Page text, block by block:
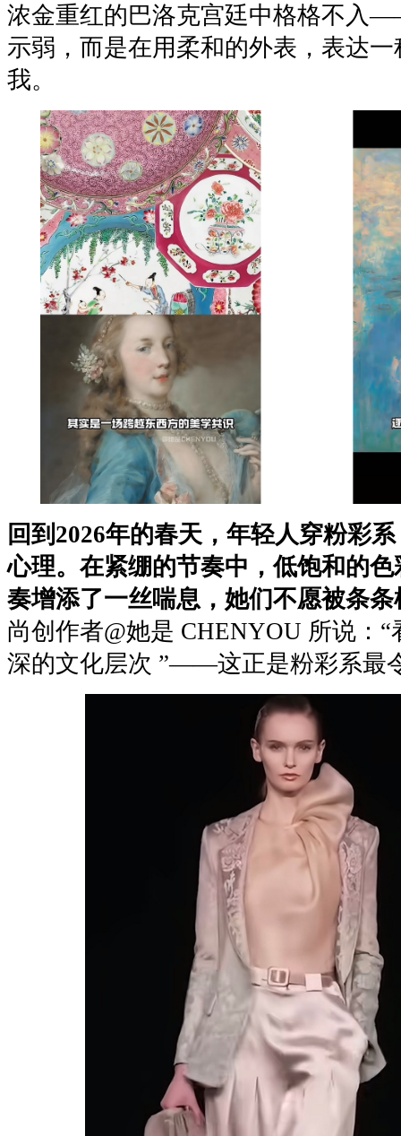
浓金重红的巴洛克宫廷中格格不入
示弱，而是在用柔和的外表，表达
我。
回到2026年的春天，年轻人穿粉彩
心理。在紧绷的节奏中，低饱和的
奏增添了一丝喘息，她们不愿被条
尚创作者@她是 CHENYOU 所说：
深的文化层次 ”——这正是粉彩系最